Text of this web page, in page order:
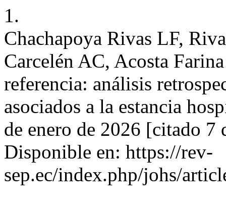
1.
Chachapoya Rivas LF,
Carcelén AC, Acosta
referencia: análisis
asociados a la estancia
de enero de 2026 [citado
Disponible en: https://rev-
sep.ec/index.php/johs/